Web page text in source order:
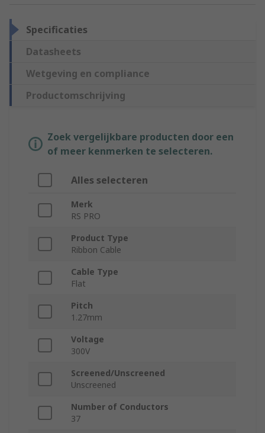
Specificaties
Datasheets
Wetgeving en compliance
Productomschrijving
Zoek vergelijkbare producten door een
of meer kenmerken te selecteren.
Alles selecteren
Merk
RS PRO
Product Type
Ribbon Cable
Cable Type
Flat
Pitch
1.27mm
Voltage
300V
Screened/Unscreened
Unscreened
Number of Conductors
37